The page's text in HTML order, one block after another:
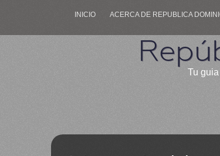
INICIO ACERCA DE REPUBLICA
Tu